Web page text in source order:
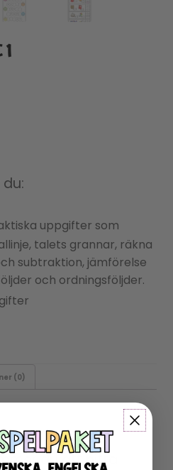
uppgifter som
talets grannar, räkna
subtraktion, jämförelse
och ordningsföljder.
(0)
du att hitta